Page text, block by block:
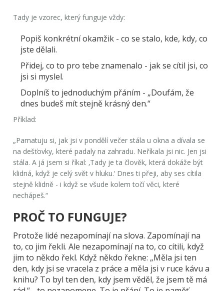
Tady je vzorec, který funguje vždy:
Popiš konkrétní okamžik - co se stalo, kde, kdy, co
jste dělali.
Přidej, co to pro tebe znamenalo - jak se cítil jsi, co
jsi si myslel.
Doplníš to jednoduchým přáním - „Doufám, že
dnes budeš mít stejně krásný den.“
Příklad:
„Pamatuju si, jak jsi v pondělí večer stála u okna a dívala se
na dešťovky, které padaly na zahradu. Neříkala jsi nic. Jen jsi
stála. A já jsem si říkal: ‚Tady je ta člověk, která dokáže být
klidná, když je celý svět v hluku.‘ Dnes ti přeji, aby ses cítila
stejně klidně - i když se všude kolem točí věci, které
nechápeš.“
PROČ TO FUNGUJE?
Protože lidé nezapomínají na slova. Zapomínají na
to, co jim řekli. Ale nezapomínají na to, co cítili, když
jim to někdo řekl. Když někdo řekne: „Měla jsi ten
den, kdy jsi se vracela z práce a měla jsi v ruce kávu a
knihu? To byl ten den, kdy jsem věděl, že jsem tě má